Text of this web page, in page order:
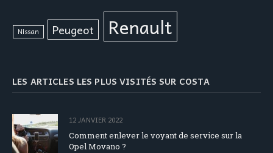
Nissan Peugeot Renault
LES ARTICLES LES PLUS VISITÉS SUR COSTA
12 JANVIER 2022
Comment enlever le voyant de service sur la
Opel Movano ?